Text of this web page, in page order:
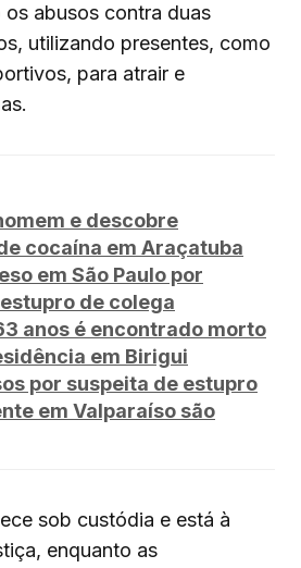
abusos contra duas
utilizando presentes, como
para atrair e
e descobre
cocaína em Araçatuba
em São Paulo por
de colega
anos é encontrado morto
em Birigui
por suspeita de estupro
em Valparaíso são
sob custódia e está à
enquanto as